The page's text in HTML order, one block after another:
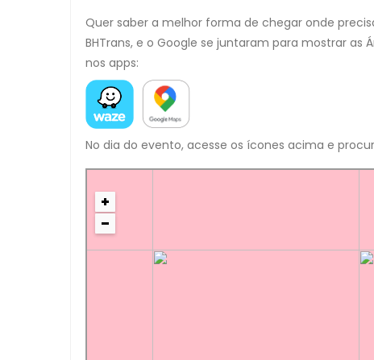
Quer saber a melhor forma de chegar onde
BHTrans, e o Google se juntaram para mostrar as
nos apps:
No dia do evento, acesse os ícones acima e